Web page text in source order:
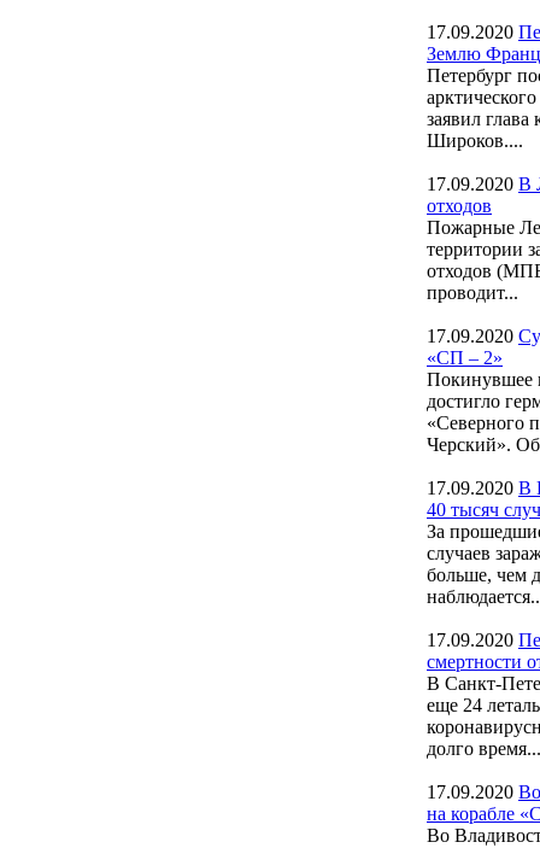
17.09.2020
Землю
Петербург
заявил
Широков....
17.09.2020 В
отходов
Пожарные
территории
отходов
проводит...
17.09.2020
«СП – 2»
Покинувшее
достигло
«Северного
Черский».
17.09.2020 В
40 тысяч
За
случаев
больше, чем
17.09.2020
смертности
В Санкт-
еще 24
долго время...
17.09.2020
на корабле
Во